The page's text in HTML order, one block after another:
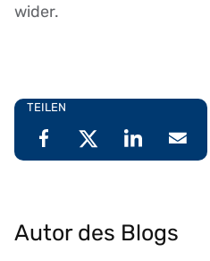
wider.
TEILEN
Autor des Blogs